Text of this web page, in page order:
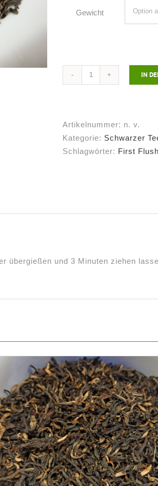
Gewicht
ff
Menge
IN
Artikelnummer: n. v.
Kategorie: Schwarzer
Schlagwörter: First Flush
übergießen und 3 Minuten ziehen